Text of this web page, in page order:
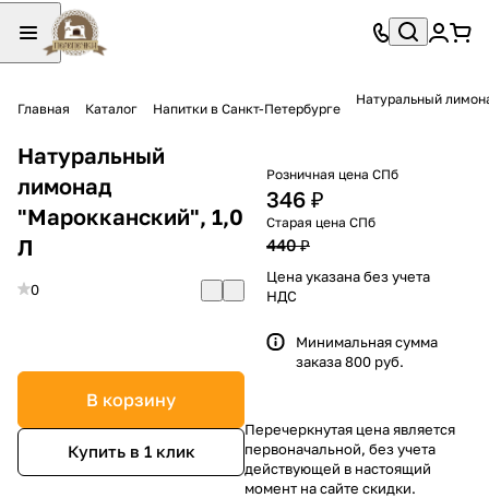
Главная Каталог Напитки в Санкт-Петербурге
Натуральный
Натуральный
лимонад
"Марокканский", 1,0
Л
0
В корзину
Купить в 1 клик
Розничная цена СПб
346 ₽
Старая цена СПб
440 ₽
Цена указана без учета
НДС
Минимальная сумма
заказа 800 руб.
Перечеркнутая цена является
первоначальной, без учета
действующей в настоящий
момент на сайте скидки.